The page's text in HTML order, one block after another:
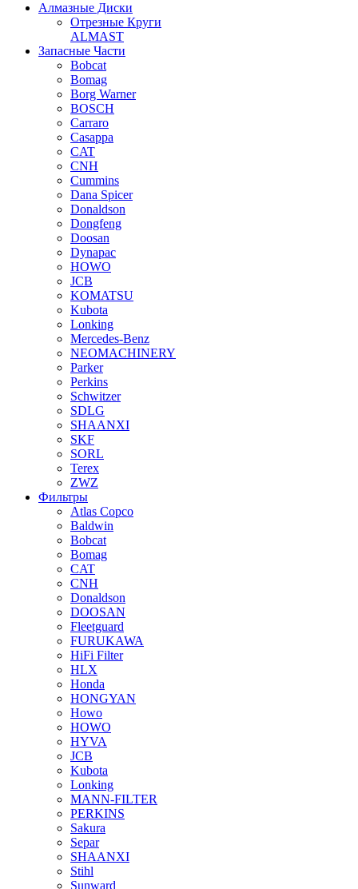
Алмазные Диски
Отрезные Круги
ALMAST
Запасные Части
Bobcat
Bomag
Borg Warner
BOSCH
Carraro
Casappa
CAT
CNH
Cummins
Dana Spicer
Donaldson
Dongfeng
Doosan
Dynapac
HOWO
JCB
KOMATSU
Kubota
Lonking
Mercedes-Benz
NEOMACHINERY
Parker
Perkins
Schwitzer
SDLG
SHAANXI
SKF
SORL
Terex
ZWZ
Фильтры
Atlas Copco
Baldwin
Bobcat
Bomag
CAT
CNH
Donaldson
DOOSAN
Fleetguard
FURUKAWA
HiFi Filter
HLX
Honda
HONGYAN
Howo
HOWO
HYVA
JCB
Kubota
Lonking
MANN-FILTER
PERKINS
Sakura
Separ
SHAANXI
Stihl
Sunward